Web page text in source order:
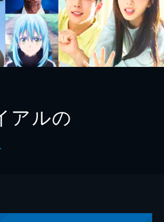
アルの